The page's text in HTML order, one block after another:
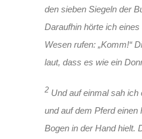
den sieben Siegeln der
Daraufhin hörte ich
Wesen rufen: „Komm!“
laut, dass es wie ein
2 Und auf einmal sah
und auf dem Pferd einen
Bogen in der Hand hielt.